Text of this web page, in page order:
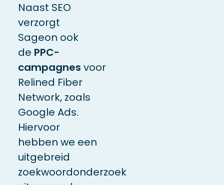
Naast SEO
verzorgt
Sageon ook
de PPC-
campagnes voor
Relined Fiber
Network, zoals
Google Ads.
Hiervoor
hebben we een
uitgebreid
zoekwoordonderzoek